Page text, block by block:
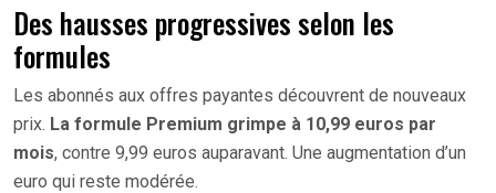
Des hausses progressives selon les
formules
Les abonnés aux offres payantes découvrent de nouveaux
prix. La formule Premium grimpe à 10,99 euros par
mois, contre 9,99 euros auparavant. Une augmentation d’un
euro qui reste modérée.